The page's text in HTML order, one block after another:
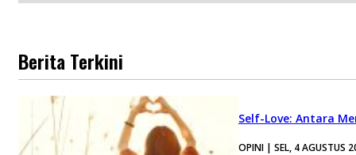
Berita Terkini
Self-Love: Antara
OPINI | SEL, 4 AGUSTUS